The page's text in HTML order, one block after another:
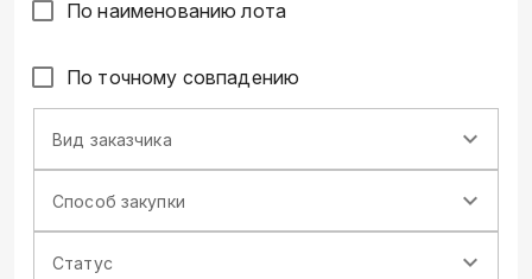
По наименованию лота
По точному совпадению
Вид заказчика
Способ закупки
Статус